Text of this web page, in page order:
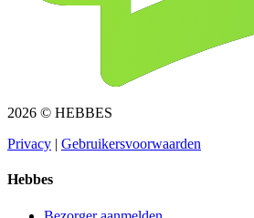
2026 © HEBBES
Privacy​​​​‌ ‍ ​‍​‍‌‍ ‌ ​‍‌‍‍‌‌‍‌ ‌‍‍‌‌‍ ‍​‍​‍​ ‍‍​‍​‍‌ ​ ‌‍​‌‌‍ ‍‌‍‍‌‌ ‌​‌ ‍‌​‍ ‍‌‍‍‌‌‍ ​‍​‍​‍ ​​‍​‍‌‍‍​‌ ​‍‌‍‌‌‌‍‌‍​‍​‍​ ‍‍​‍​‍‌‍‍​‌ ‌​‌ ‌​‌ ​​​ ‍‍​‍ ​‍ ‌‍ ​‌‍ ‌‍​ ‌‍​‌‌‍ ​‌‍‍​‌‍ ‌ ​ ‌ ‌​​ ‍‍​ ​ ​ ​ ​ ​ ​ ​ ​‍ ‌‍‍‌‌‍ ‍‌ ‌​‌‍‌‌‌‍ ‍‌ ‌​​‍ ‌‍‌‌‌‍‌​‌‍‍‌‌ ‌​​‍ ‌‍ ‌‌‍ ‌‍‌​‌‍‌‌​ ‌‌ ​​‌ ​‍‌‍‌‌‌ ​ ‌‍‌‌‌‍ ‍‌ ‌​‌‍​‌‌ ‌​‌‍‍‌‌‍ ‌‍ ‍​ ‍ ‌‍‍‌‌‍‌​​ ‌‌‍‌ ‌‍ ​‌‍ ‌‍​‍‌‍​‌‌‍ ​​ ‍ ‌ ‌​‌ ‍‌‌ ​​‌‍‌‌​ ‌‌‍‌ ‌‍ ​‌‍ ‌‍​‍‌‍​‌‌‍ ​​ ‍ ‌ ​​‌‍​‌‌ ‌​‌‍‍​​ ‌‌‍‌‍‌‍ ‌‍ ‌ ‌​‌‍‌‌‌ ​‍​‍ ‍‌‍ ​‌‍‌‌‌‍‌ ‌‍​‌‌‍ ​​‍‌‌​ ‌‌‌​​‍‌‌ ‌‍‍ ‌‍‌‌‌ ‍‌​‍‌‌​ ​ ‌​‌​​‍‌‌​ ​ ‌​‌​​‍‌‌​ ​‍​ ​‍​ ​‌​ ‍​‌‍‌‌​ ‌‍‌‍‌​‌‍‌‌‌‍‌‌​ ‌‍​ ​ ​ ‍‌​ ‌‌​ ‌​​‍‌‌​ ​‍​ ​‍​‍‌‌​ ‌‌‌​‌​​‍ ‍‌‍ ​‌‍​‌‌‍​‍‌‍‌‌‌‍ ​​ ‌‍​‍‌‍​‌‌ ​ ‌‍‌‌‌‌‌‌‌ ​‍‌‍ ​​ ‌‌‍‍​‌ ‌​‌ ‌​‌ ​​​‍‌‌​ ​ ‌​​‌​‍‌‌​ ​‍‌​‌‍​‍‌‌​ ​‍‌​‌‍‌‍ ​‌‍ ‌‍​ ‌‍​‌‌‍ ​‌‍‍​‌‍ ‌ ​ ‌ ‌​​‍‌‌​ ​ ‌​​‌​ ​ ​ ​ ​ ​ ​ ​ ​‍‌‍‌‍‍‌‌‍‌​​ ‌‌‍‌ ‌‍ ​‌‍ ‌‍​‍‌‍​‌‌‍ ​​‍‌‍‌ ‌​‌ ‍‌‌ ​​‌‍‌‌​ ‌‌‍‌ ‌‍ ​‌‍ ‌‍​‍‌‍​‌‌‍ ​​‍‌‍‌ ​​‌‍​‌‌ ‌​‌‍‍​​ ‌‌‍‌‍‌‍ ‌‍ ‌ ‌​‌‍‌‌‌ ​‍​‍ ‍‌‍ ​‌‍‌‌‌‍‌ ‌‍​‌‌‍ ​​‍‌‌​ ‌‌‌​​‍‌‌ ‌‍‍ ‌‍‌‌‌ ‍‌​‍‌‌​ ​ ‌​‌​​‍‌‌​ ​ ‌​‌​​‍‌‌​ ​‍​ ​‍​ ​‌​ ‍​‌‍‌‌​ ‌‍‌‍‌​‌‍‌‌‌‍‌‌​ ‌‍​ ​ ​ ‍‌​ ‌‌​ ‌​​‍‌‌​ ​‍​ ​‍​‍‌‌​ ‌‌‌​‌​​‍ ‍‌‍ ​‌‍​‌‌‍​‍‌‍‌‌‌‍ ​​‍‌‍‌ ​​‌‍‌‌‌ ​‍‌ ​ ‌ ​​‌‍‌‌‌‍​ ‌ ‌​‌‍‍‌‌ ‌‍‌‍‌‌​ ‌‌ ​​‌ ‌‌‌‍​‍‌‍ ​‌‍‍‌‌ ​ ‌‍‍​‌‍‌‌‌‍‌​​‍​‍‌ ‌ | Gebruikersvoorwaarden​​​​‌ ‍ ​‍​‍‌‍ ‌ ​‍‌‍‍‌‌‍‌ ‌‍‍‌‌‍ ‍​‍​‍​ ‍‍​‍​‍‌ ​ ‌‍​‌‌‍ ‍‌‍‍‌‌ ‌​‌ ‍‌​‍ ‍‌‍‍‌‌‍ ​‍​‍​‍ ​​‍​‍‌‍‍​‌ ​‍‌‍‌‌‌‍‌‍​‍​‍​ ‍‍​‍​‍‌‍‍​‌ ‌​‌ ‌​‌ ​​​ ‍‍​‍ ​‍ ‌‍ ​‌‍ ‌‍​ ‌‍​‌‌‍ ​‌‍‍​‌‍ ‌ ​ ‌ ‌​​ ‍‍​ ​ ​ ​ ​ ​ ​ ​ ​‍ ‌‍‍‌‌‍ ‍‌ ‌​‌‍‌‌‌‍ ‍‌ ‌​​‍ ‌‍‌‌‌‍‌​‌‍‍‌‌ ‌​​‍ ‌‍ ‌‌‍ ‌‍‌​‌‍‌‌​ ‌‌ ​​‌ ​‍‌‍‌‌‌ ​ ‌‍‌‌‌‍ ‍‌ ‌​‌‍​‌‌ ‌​‌‍‍‌‌‍ ‌‍ ‍​ ‍ ‌‍‍‌‌‍‌​​ ‌‌‍‌ ‌‍ ​‌‍ ‌‍​‍‌‍​‌‌‍ ​​ ‍ ‌ ‌​‌ ‍‌‌ ​​‌‍‌‌​ ‌‌‍‌ ‌‍ ​‌‍ ‌‍​‍‌‍​‌‌‍ ​​ ‍ ‌ ​​‌‍​‌‌ ‌​‌‍‍​​ ‌‌‍‌‍‌‍ ‌‍ ‌ ‌​‌‍‌‌‌ ​‍​‍ ‍‌‍ ​‌‍‌‌‌‍‌ ‌‍​‌‌‍ ​​‍‌‌​ ‌‌‌​​‍‌‌ ‌‍‍ ‌‍‌‌‌ ‍‌​‍‌‌​ ​ ‌​‌​​‍‌‌​ ​ ‌​‌​​‍‌‌​ ​‍​ ​‍​ ​​‌‍​ ‌‍‌‍​ ‌‍​ ‌​‌‍‌​​ ​ ‌‍‌‌​ ​ ​ ​‌​ ‍‌​ ​‍​‍‌‌​ ​‍​ ​‍​‍‌‌​ ‌‌‌​‌​​‍ ‍‌‍ ​‌‍​‌‌‍​‍‌‍‌‌‌‍ ​​ ‌‍​‍‌‍​‌‌ ​ ‌‍‌‌‌‌‌‌‌ ​‍‌‍ ​​ ‌‌‍‍​‌ ‌​‌ ‌​‌ ​​​‍‌‌​ ​ ‌​​‌​‍‌‌​ ​‍‌​‌‍​‍‌‌​ ​‍‌​‌‍‌‍ ​‌‍ ‌‍​ ‌‍​‌‌‍ ​‌‍‍​‌‍ ‌ ​ ‌ ‌​​‍‌‌​ ​ ‌​​‌​ ​ ​ ​ ​ ​ ​ ​ ​‍‌‍‌‍‍‌‌‍‌​​ ‌‌‍‌ ‌‍ ​‌‍ ‌‍​‍‌‍​‌‌‍ ​​‍‌‍‌ ‌​‌ ‍‌‌ ​​‌‍‌‌​ ‌‌‍‌ ‌‍ ​‌‍ ‌‍​‍‌‍​‌‌‍ ​​‍‌‍‌ ​​‌‍​‌‌ ‌​‌‍‍​​ ‌‌‍‌‍‌‍ ‌‍ ‌ ‌​‌‍‌‌‌ ​‍​‍ ‍‌‍ ​‌‍‌‌‌‍‌ ‌‍​‌‌‍ ​​‍‌‌​ ‌‌‌​​‍‌‌ ‌‍‍ ‌‍‌‌‌ ‍‌​‍‌‌​ ​ ‌​‌​​‍‌‌​ ​ ‌​‌​​‍‌‌​ ​‍​ ​‍​ ​​‌‍​ ‌‍‌‍​ ‌‍​ ‌​‌‍‌​​ ​ ‌‍‌‌​ ​ ​ ​‌​ ‍‌​ ​‍​‍‌‌​ ​‍​ ​‍​‍‌‌​ ‌‌‌​‌​​‍ ‍‌‍ ​‌‍​‌‌‍​‍‌‍‌‌‌‍ ​​‍‌‍‌ ​​‌‍‌‌‌ ​‍‌ ​ ‌ ​​‌‍‌‌‌‍​ ‌ ‌​‌‍‍‌‌ ‌‍‌‍‌‌​ ‌‌ ​​‌ ‌‌‌‍​‍‌‍ ​‌‍‍‌‌ ​ ‌‍‍​‌‍‌‌‌‍‌​​‍​‍‌ ‌
Hebbes